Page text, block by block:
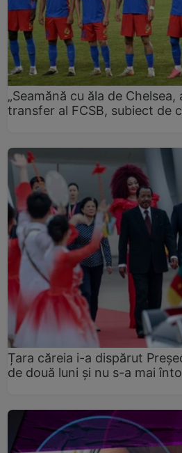
„Seamănă cu ăla de Chelsea,
transfer al FCSB, subiect de
Țara căreia i-a dispărut
de două luni și nu s-a mai